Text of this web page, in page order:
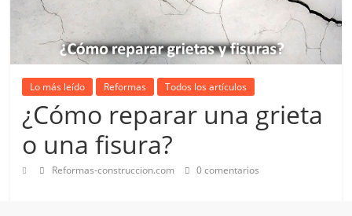
Lo más leído Reformas Todos los artículos
¿Cómo reparar una grieta
o una fisura?
Reformas-construccion.com 0 comentarios